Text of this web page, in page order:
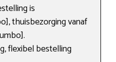
is
thuisbezorging vanaf
flexibel bestelling